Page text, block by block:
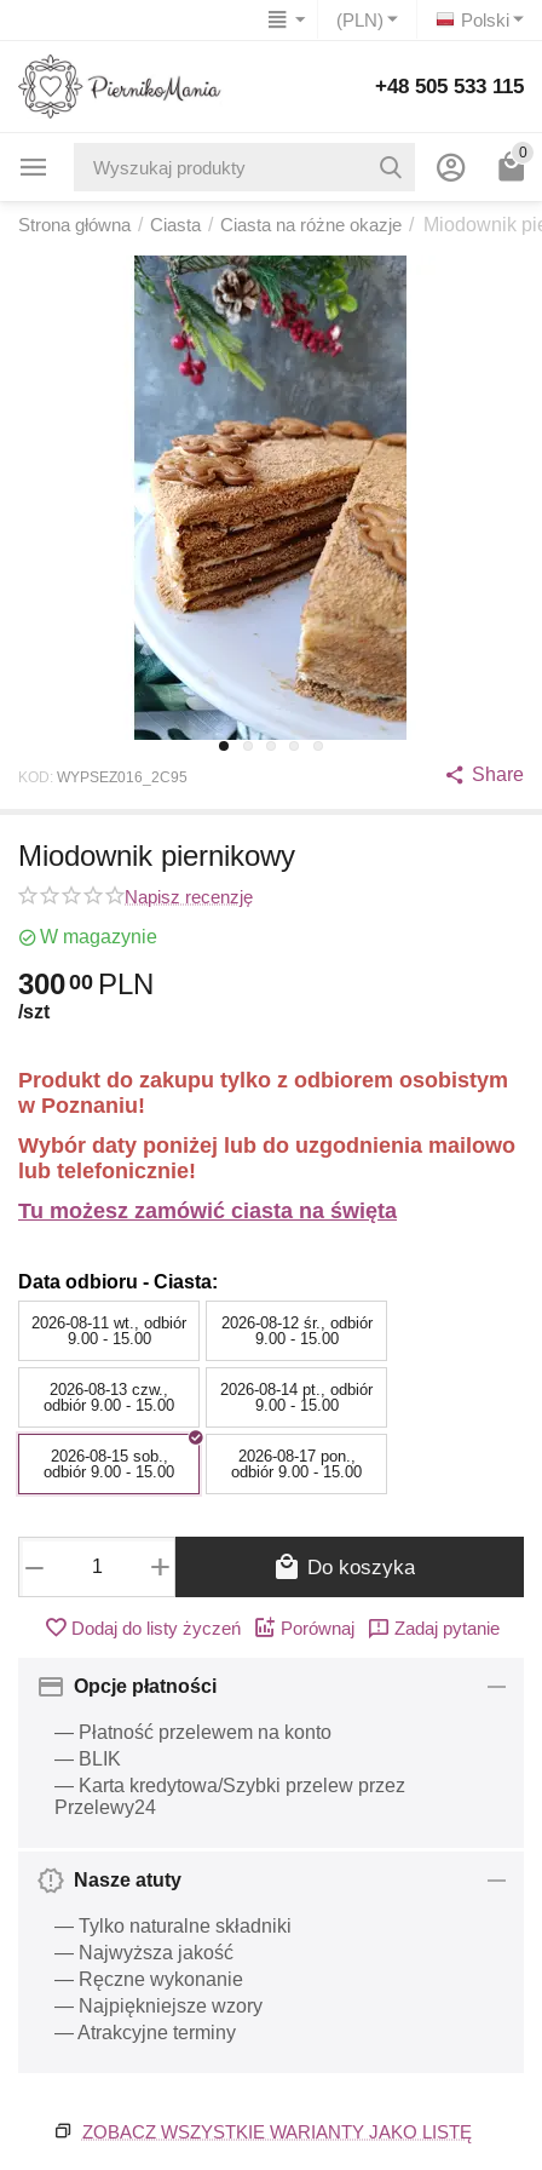
Polski
(PLN)
+48 505 533 115
0
Strona główna / Ciasta / Ciasta na różne okazje / Miodownik
KOD: WYPSEZ016_2C95 Share
Miodownik piernikowy
Napisz recenzję
W magazynie
30000 PLN
/szt
Produkt do zakupu tylko z odbiorem osobistym
w Poznaniu!
Wybór daty poniżej lub do uzgodnienia mailowo
lub telefonicznie!
Tu możesz zamówić ciasta na święta
Data odbioru - Ciasta:
2026-08-11 wt., odbiór
9.00 - 15.00
2026-08-12 śr., odbiór
9.00 - 15.00
2026-08-13 czw.,
odbiór 9.00 - 15.00
2026-08-14 pt., odbiór
9.00 - 15.00
2026-08-15 sob.,
odbiór 9.00 - 15.00
2026-08-17 pon.,
odbiór 9.00 - 15.00
+
− Do koszyka
Dodaj do listy życzeń Porównaj Zadaj pytanie
Opcje płatności
— Płatność przelewem na konto
— BLIK
— Karta kredytowa/Szybki przelew przez
Przelewy24
Nasze atuty
— Tylko naturalne składniki
— Najwyższa jakość
— Ręczne wykonanie
— Najpiękniejsze wzory
— Atrakcyjne terminy
ZOBACZ WSZYSTKIE WARIANTY JAKO LISTĘ